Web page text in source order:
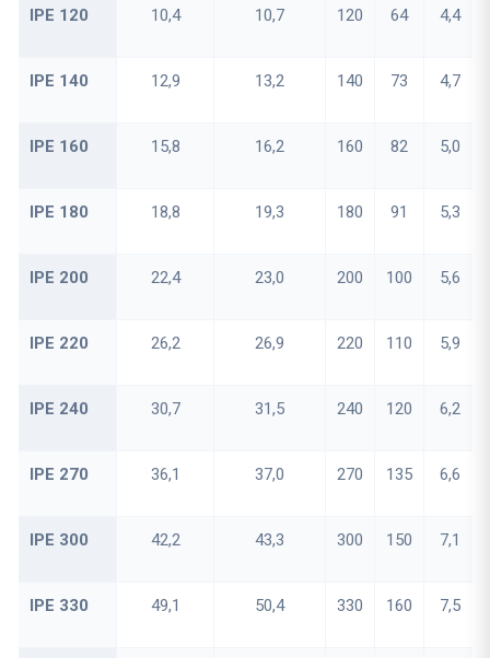
IPE 120 10,4 10,7 120 64 4,4
IPE 140 12,9 13,2 140 73 4,7
IPE 160 15,8 16,2 160 82 5,0
IPE 180 18,8 19,3 180 91 5,3
IPE 200 22,4 23,0 200 100 5,6
IPE 220 26,2 26,9 220 110 5,9
IPE 240 30,7 31,5 240 120 6,2
IPE 270 36,1 37,0 270 135 6,6
IPE 300 42,2 43,3 300 150 7,1
IPE 330 49,1 50,4 330 160 7,5